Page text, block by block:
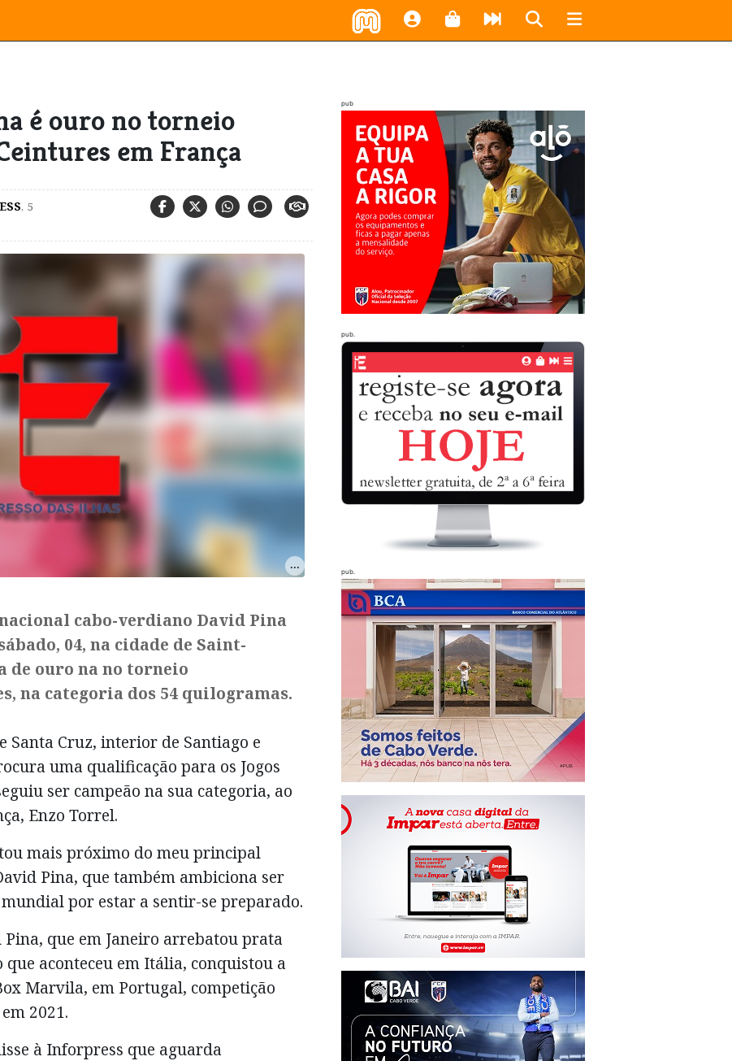
é ouro no torneio
em França
, 5
cabo-verdiano David Pina
04, na cidade de Saint-
de ouro na no torneio
na categoria dos 54 quilogramas.
Cruz, interior de Santiago e
uma qualificação para os Jogos
ser campeão na sua categoria, ao
Enzo Torrel.
mais próximo do meu principal
Pina, que também ambiciona ser
por estar a sentir-se preparado.
que em Janeiro arrebatou prata
aconteceu em Itália, conquistou a
Marvila, em Portugal, competição
2021.
à Inforpress que aguarda
pub
pub.
pub.